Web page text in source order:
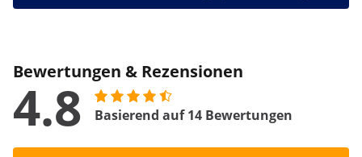
Bewertungen & Rezensionen
4.8 Basierend auf 14 Bewertungen